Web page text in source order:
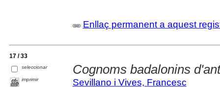
Enllaç permanent a aquest
17 / 33
seleccionar
imprimir
Cognoms badalonins
Sevillano i Vives, Francesc